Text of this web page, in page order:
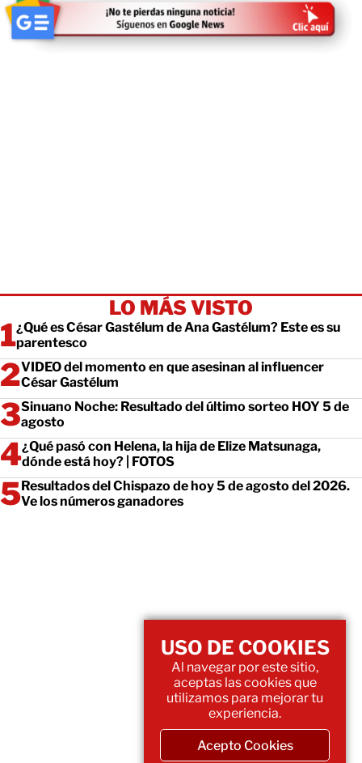
LO MÁS VISTO
¿Qué es César Gastélum de Ana Gastélum? Este es su
parentesco
VIDEO del momento en que asesinan al influencer
César Gastélum
Sinuano Noche: Resultado del último sorteo HOY 5 de
agosto
¿Qué pasó con Helena, la hija de Elize Matsunaga,
dónde está hoy? | FOTOS
Resultados del Chispazo de hoy 5 de agosto del 2026.
Ve los números ganadores
USO DE COOKIES
Al navegar por este sitio,
aceptas las cookies que
utilizamos para mejorar tu
experiencia.
Acepto Cookies